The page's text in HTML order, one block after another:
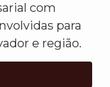
com
para
e região.